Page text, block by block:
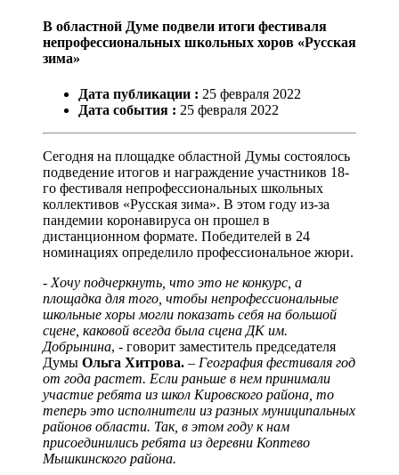
В областной Думе подвели итоги фестиваля
непрофессиональных школьных хоров «Русская
зима»
Дата публикации : 25 февраля 2022
Дата события : 25 февраля 2022
Сегодня на площадке областной Думы состоялось
подведение итогов и награждение участников 18-
го фестиваля непрофессиональных школьных
коллективов «Русская зима». В этом году из-за
пандемии коронавируса он прошел в
дистанционном формате. Победителей в 24
номинациях определило профессиональное жюри.
- Хочу подчеркнуть, что это не конкурс, а
площадка для того, чтобы непрофессиональные
школьные хоры могли показать себя на большой
сцене, каковой всегда была сцена ДК им.
Добрынина, - говорит заместитель председателя
Думы Ольга Хитрова. – География фестиваля год
от года растет. Если раньше в нем принимали
участие ребята из школ Кировского района, то
теперь это исполнители из разных муниципальных
районов области. Так, в этом году к нам
присоединились ребята из деревни Коптево
Мышкинского района.